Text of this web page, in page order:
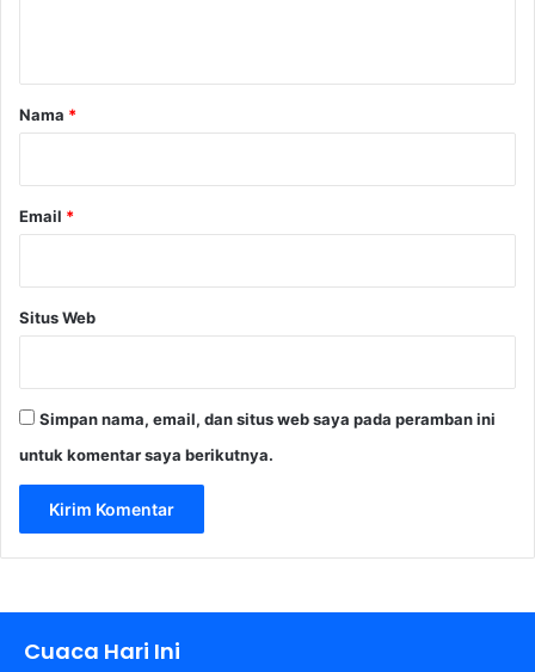
rNama *
Email *
Situs Web
Simpan nama, email, dan situs web saya pada peramban ini
untuk komentar saya berikutnya.
Cuaca Hari Ini